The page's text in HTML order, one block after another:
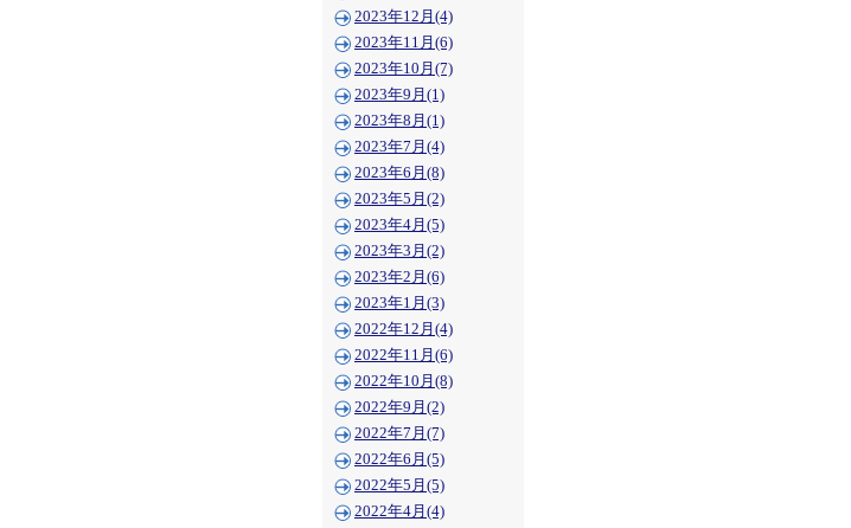
2023年12月(4)
2023年11月(6)
2023年10月(7)
2023年9月(1)
2023年8月(1)
2023年7月(4)
2023年6月(8)
2023年5月(2)
2023年4月(5)
2023年3月(2)
2023年2月(6)
2023年1月(3)
2022年12月(4)
2022年11月(6)
2022年10月(8)
2022年9月(2)
2022年7月(7)
2022年6月(5)
2022年5月(5)
2022年4月(4)